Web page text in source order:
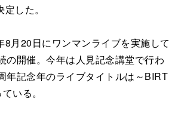
した。
月20日にワンマンライブを実施して
の開催。今年は人見記念講堂で行わ
年記念年のライブタイトルは～BIRT
いる。